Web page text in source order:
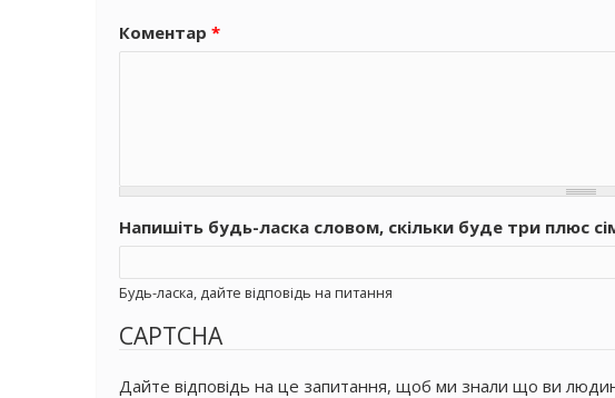
Коментар *
Напишіть будь-ласка словом, скільки буде три плюс
Будь-ласка, дайте відповідь на питання
CAPTCHA
Дайте відповідь на це запитання, щоб ми знали що ви